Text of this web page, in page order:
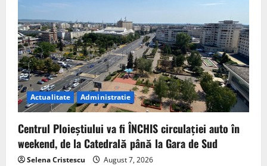
Actualitate Administratie
Centrul Ploieștiului va fi ÎNCHIS circulației auto în
weekend, de la Catedrală până la Gara de Sud
Selena Cristescu August 7, 2026